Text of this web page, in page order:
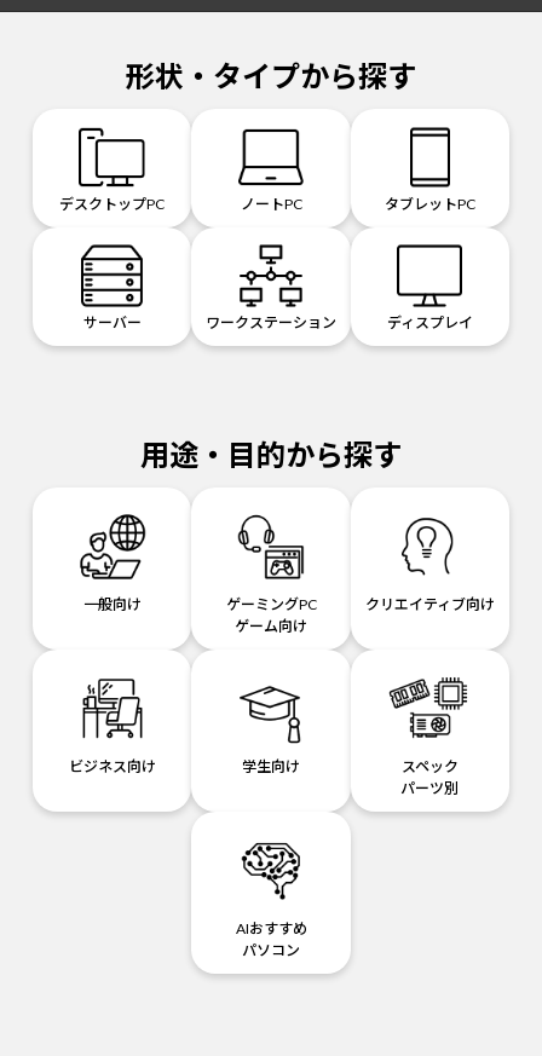
形状・タイプから探す
デスクトップPC ノートPC タブレットPC
サーバー ワークステーション ディスプレイ
用途・目的から探す
一般向け
ゲーミングPC
ゲーム向け
クリエイティブ向け
ビジネス向け 学生向け
スペック
パーツ別
AIおすすめ
パソコン